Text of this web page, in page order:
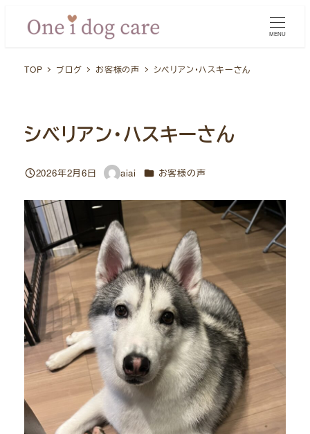
MENU
TOP ブログ お客様の声 シベリアン・ハスキーさん
シベリアン・ハスキーさん
投稿日
2026年2月6日
著
aiai カテゴリー
お客様の声